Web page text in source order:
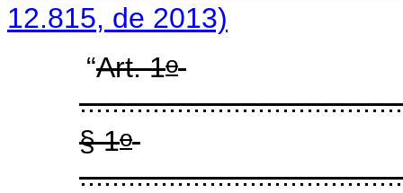
12.815, de 2013)
“Art. 1o
§ 1o